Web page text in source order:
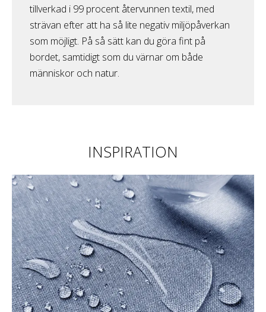
tillverkad i 99 procent återvunnen textil, med
strävan efter att ha så lite negativ miljöpåverkan
som möjligt. På så sätt kan du göra fint på
bordet, samtidigt som du värnar om både
människor och natur.
INSPIRATION